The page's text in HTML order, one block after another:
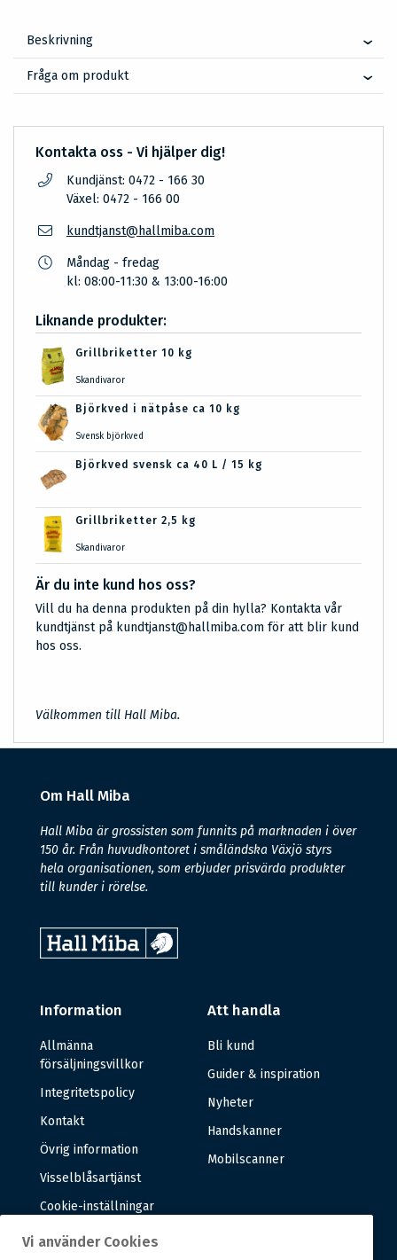
Beskrivning
Fråga om produkt
Kontakta oss - Vi hjälper dig!
Kundjänst: 0472 - 166 30
Växel: 0472 - 166 00
kundtjanst@hallmiba.com
Måndag - fredag
kl: 08:00-11:30 & 13:00-16:00
Liknande produkter:
Grillbriketter 10 kg
Skandivaror
Björkved i nätpåse ca 10 kg
Svensk björkved
Björkved svensk ca 40 L / 15 kg
Grillbriketter 2,5 kg
Skandivaror
Är du inte kund hos oss?
Vill du ha denna produkten på din hylla? Kontakta vår
kundtjänst på kundtjanst@hallmiba.com för att blir kund
hos oss.
Välkommen till Hall Miba.
Om Hall Miba
Hall Miba är grossisten som funnits på marknaden i över
150 år. Från huvudkontoret i småländska Växjö styrs
hela organisationen, som erbjuder prisvärda produkter
till kunder i rörelse.
Information
Allmänna
försäljningsvillkor
Integritetspolicy
Kontakt
Övrig information
Visselblåsartjänst
Cookie-inställningar
Att handla
Bli kund
Guider & inspiration
Nyheter
Handskanner
Mobilscanner
Vi använder Cookies